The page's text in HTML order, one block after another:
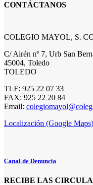
CONTÁCTANOS
COLEGIO MAYOL, S.
C/ Airén nº 7, Urb San
45004, Toledo
TOLEDO
TLF: 925 22 07 33
FAX: 925 22 20 84
Email:
Localización (Google Maps)
Canal de Denuncia
RECIBE LAS